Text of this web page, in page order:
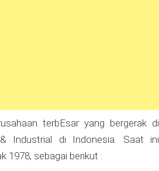
terbEsar yang bergerak di
Industrial di Indonesia. Saat ini
1978, sebagai berikut :